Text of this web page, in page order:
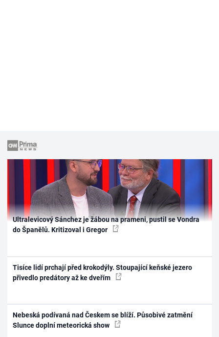
Ultralevicový Sánchez je žábou na prameni, pustil se Vondra
do Španělů. Kritizoval i Gregor
Tisíce lidí prchají před krokodýly. Stoupající keňské jezero
přivedlo predátory až ke dveřím
Nebeská podívaná nad Českem se blíží. Působivé zatmění
Slunce doplní meteorická show